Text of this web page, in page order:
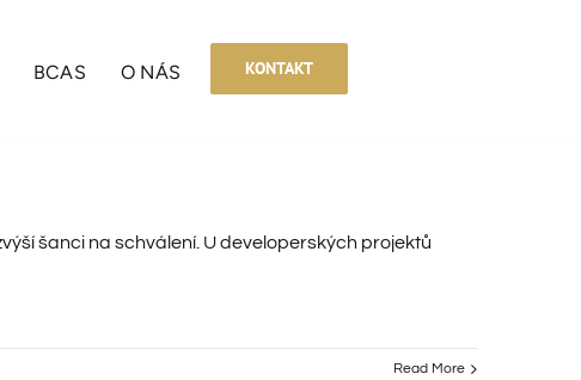
BCAS O NÁS KONTAKT
šanci na schválení. U developerských projektů
Read More